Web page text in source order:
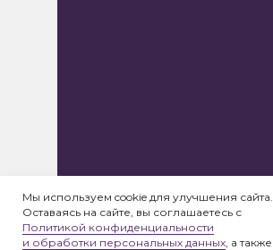
Мы используем cookie для улучшения сайта.
Оставаясь на сайте, вы соглашаетесь с
Политикой конфиденциальности
и обработки персональных данных, а также